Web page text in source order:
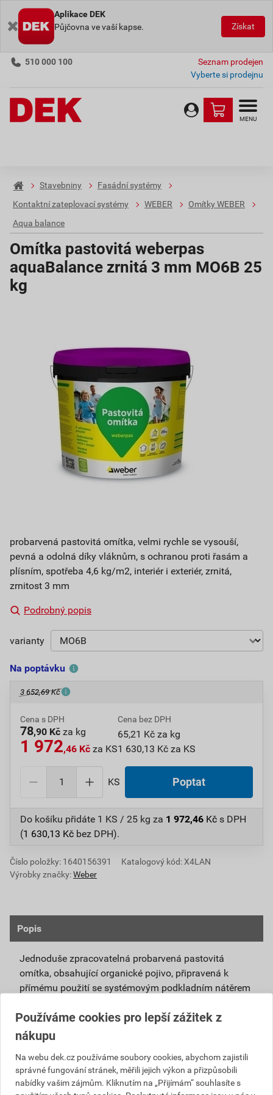
Aplikace DEK
Půjčovna ve vaší kapse.
Získat
510 000 100
Seznam prodejen
Vyberte si prodejnu
MENU
Stavebniny
Fasádní systémy
Kontaktní zateplovací systémy
WEBER
Omítky WEBER
Aqua balance
Omítka pastovitá weberpas
aquaBalance zrnitá 3 mm MO6B 25
kg
probarvená pastovitá omítka, velmi rychle se vysouší,
pevná a odolná díky vláknům, s ochranou proti řasám a
plísním, spotřeba 4,6 kg/m2, interiér i exteriér, zrnitá,
zrnitost 3 mm
Podrobný popis
varianty
Na poptávku
3 652,69 Kč
Cena s DPH
78,90 Kč za kg
1 972,46 Kč za KS
Cena bez DPH
65,21 Kč za kg
1 630,13 Kč za KS
KS Poptat
Do košíku přidáte 1 KS / 25 kg za 1 972,46 Kč s DPH
(1 630,13 Kč bez DPH).
Číslo položky: 1640156391
Katalogový kód: X4LAN
Výrobky značky:Weber
Popis
Jednoduše zpracovatelná probarvená pastovitá
omítka, obsahující organické pojivo, připravená k
přímému použití se systémovým podkladním nátěrem
Vlivem ochlazování vnějšího souvrství
zateplovacích systémů v nočních hodinách,
dochází ke kondenzaci vody na povrchu, která
vytváří živnou půdu pro růst nevzhledných řas.
Povrch omítky weberpas aquaBalance dokáže
Používáme cookies pro lepší zážitek z
nákupu
Na webu dek.cz používáme soubory cookies, abychom zajistili
správné fungování stránek, měřili jejich výkon a přizpůsobili
nabídky vašim zájmům. Kliknutím na „Přijímám“ souhlasíte s